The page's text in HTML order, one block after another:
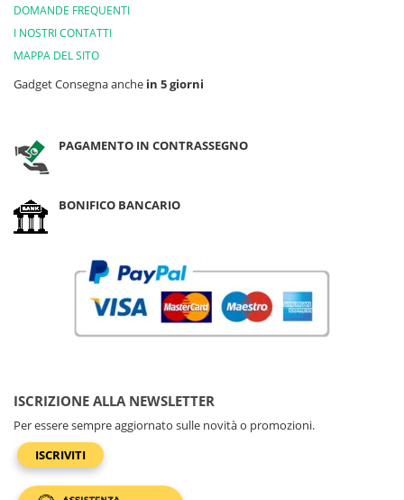
DOMANDE FREQUENTI
I NOSTRI CONTATTI
MAPPA DEL SITO
Gadget Consegna anche in 5 giorni
PAGAMENTO IN CONTRASSEGNO
BONIFICO BANCARIO
ISCRIZIONE ALLA NEWSLETTER
Per essere sempre aggiornato sulle novità o promozioni.
ISCRIVITI